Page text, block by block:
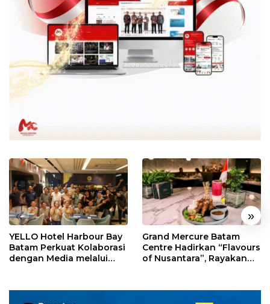
« »
YELLO Hotel Harbour Bay
Batam Perkuat Kolaborasi
dengan Media melalui
Grand Mercure Batam
Centre Hadirkan “Flavours
of Nusantara”, Rayakan